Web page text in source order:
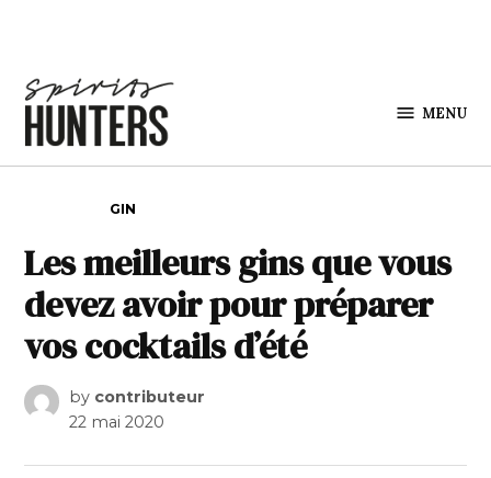
MENU
GIN
Les meilleurs gins que vous
devez avoir pour préparer
vos cocktails d’été
by contributeur
22 mai 2020